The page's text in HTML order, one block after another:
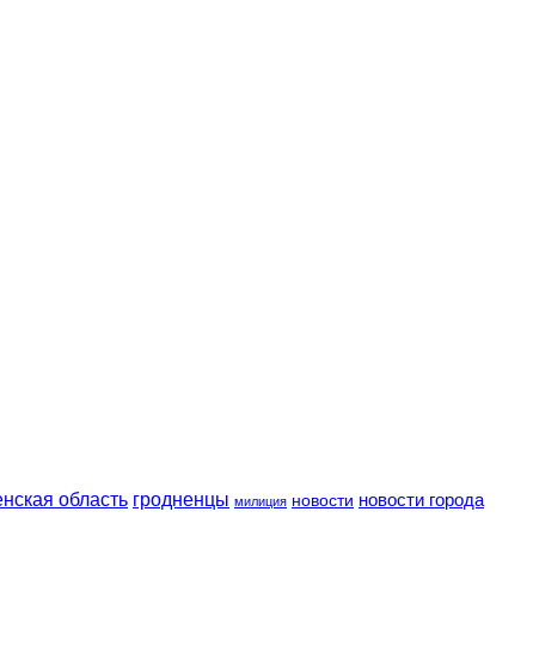
область гродненцы милиция новости новости города